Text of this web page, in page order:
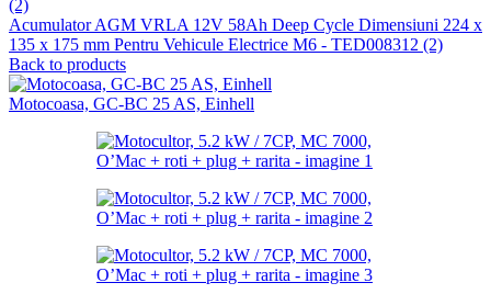
Acumulator AGM VRLA 12V 58Ah Deep Cycle Dimensiuni 224 x
135 x 175 mm Pentru Vehicule Electrice M6 - TED008312 (2)
Back to products
Motocoasa, GC-BC 25 AS, Einhell